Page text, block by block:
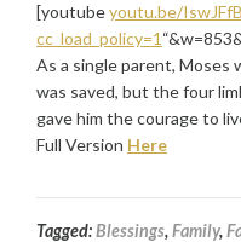
[youtubeyoutu.be/
cc_load_policy=1
As a single parent, Moses
was saved, but the four
gave him the courage to
Full Version Here
Tagged:Blessings,Family,